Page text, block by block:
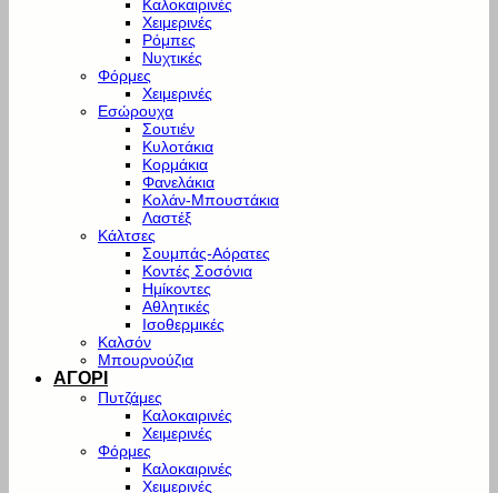
Καλοκαιρινές
Χειμερινές
Ρόμπες
Νυχτικές
Φόρμες
Χειμερινές
Εσώρουχα
Σουτιέν
Κυλοτάκια
Κορμάκια
Φανελάκια
Κολάν-Μπουστάκια
Λαστέξ
Κάλτσες
Σουμπάς-Αόρατες
Κοντές Σοσόνια
Ημίκοντες
Αθλητικές
Ισοθερμικές
Καλσόν
Μπουρνούζια
ΑΓΟΡΙ
Πυτζάμες
Καλοκαιρινές
Χειμερινές
Φόρμες
Καλοκαιρινές
Χειμερινές